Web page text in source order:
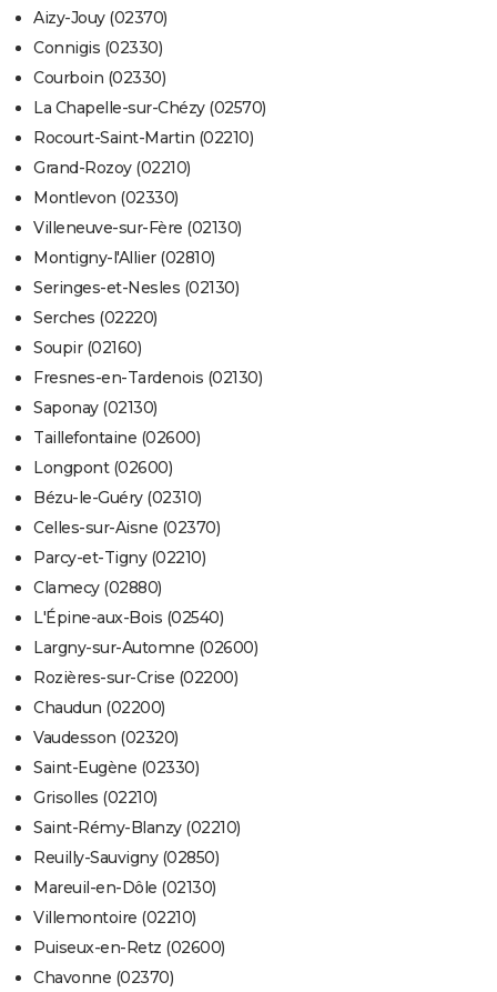
Aizy-Jouy (02370)
Connigis (02330)
Courboin (02330)
La Chapelle-sur-Chézy (02570)
Rocourt-Saint-Martin (02210)
Grand-Rozoy (02210)
Montlevon (02330)
Villeneuve-sur-Fère (02130)
Montigny-l'Allier (02810)
Seringes-et-Nesles (02130)
Serches (02220)
Soupir (02160)
Fresnes-en-Tardenois (02130)
Saponay (02130)
Taillefontaine (02600)
Longpont (02600)
Bézu-le-Guéry (02310)
Celles-sur-Aisne (02370)
Parcy-et-Tigny (02210)
Clamecy (02880)
L'Épine-aux-Bois (02540)
Largny-sur-Automne (02600)
Rozières-sur-Crise (02200)
Chaudun (02200)
Vaudesson (02320)
Saint-Eugène (02330)
Grisolles (02210)
Saint-Rémy-Blanzy (02210)
Reuilly-Sauvigny (02850)
Mareuil-en-Dôle (02130)
Villemontoire (02210)
Puiseux-en-Retz (02600)
Chavonne (02370)